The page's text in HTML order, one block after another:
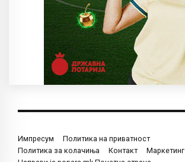
Импресум
Политика на приватност
Политика за колачиња
Контакт
Маркетинг